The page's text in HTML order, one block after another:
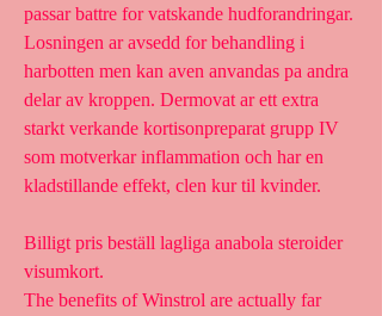
passar battre for vatskande hudforandringar.
Losningen ar avsedd for behandling i
harbotten men kan aven anvandas pa andra
delar av kroppen. Dermovat ar ett extra
starkt verkande kortisonpreparat grupp IV
som motverkar inflammation och har en
kladstillande effekt, clen kur til kvinder.
Billigt pris beställ lagliga anabola steroider
visumkort.
The benefits of Winstrol are actually far